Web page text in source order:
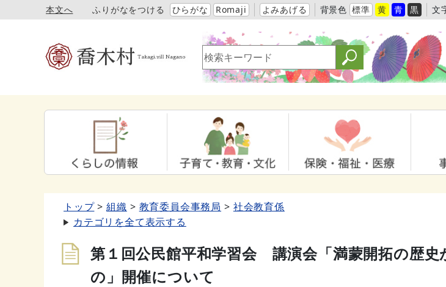
本文へ ふりがなをつける ひらがな Romaji よみあげる 背景色 標準 黄 青 黒 文
トップ 組織 教育委員会事務局
社会教育係
カテゴリを全て表示する
第１回公民館平和学習会 講演会「満蒙開拓の歴史
の」開催について